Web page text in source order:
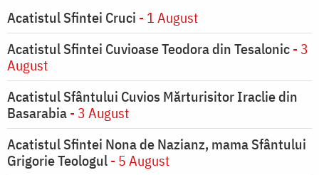
Acatistul Sfintei Cruci - 1 August
Acatistul Sfintei Cuvioase Teodora din Tesalonic- 3
August
Acatistul Sfântului Cuvios Mărturisitor Iraclie din
Basarabia- 3 August
Acatistul Sfintei Nona de Nazianz, mama Sfântului
Grigorie Teologul- 5 August